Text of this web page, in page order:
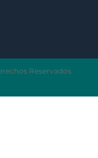
Reservados